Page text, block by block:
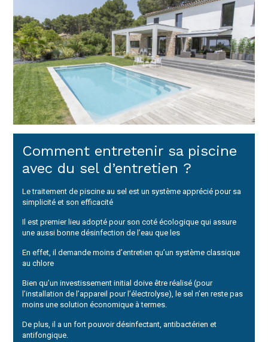
Comment entretenir sa piscine
avec du sel d’entretien ?
Le traitement de piscine au sel est un système apprécié pour sa
simplicité et son efficacité
Il est premier lieu adopté pour son coté écologique qui assure
une aussi bonne désinfection de l’eau que les
En effet, il demande moins d’entretien qu’un système classique
au chlore
Bien qu’un investissement initial doive être réalisé (pour
l’installation de l’appareil pour l’électrolyse), le sel n’en reste pas
moins une solution économique à termes.
De plus, il a un fort pouvoir désinfectant, antibactérien et
antifongique.